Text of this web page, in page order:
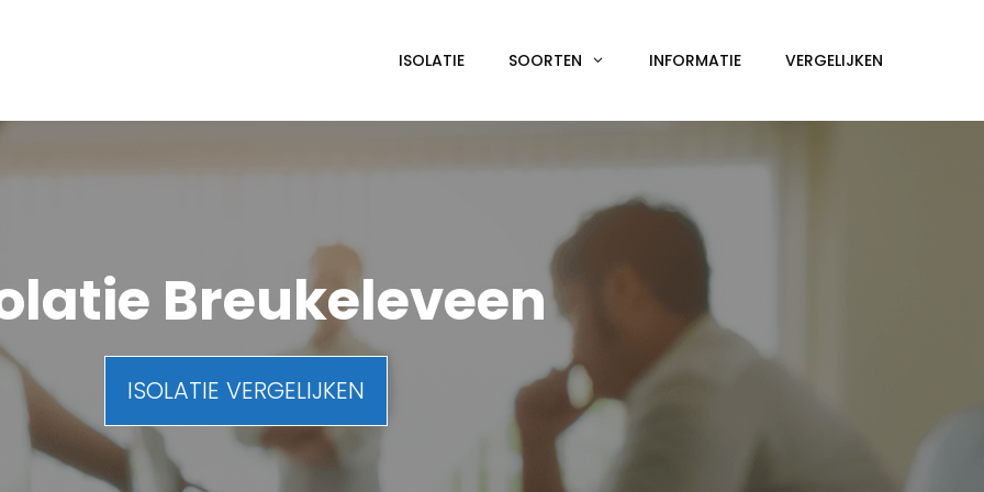
ISOLATIE SOORTEN INFORMATIE VERGELIJKEN
Breukeleveen
ISOLATIE VERGELIJKEN